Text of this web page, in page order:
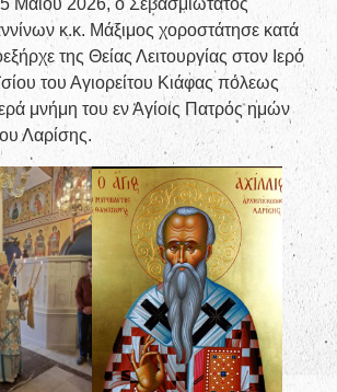
Μαΐου 2026, ο Σεβασμιώτατος
κ.κ. Μάξιμος χοροστάτησε κατά
της Θείας Λειτουργίας στον Ιερό
του Αγιορείτου Κιάφας πόλεως
μνήμη του εν Αγίοις Πατρός ημών
Λαρίσης.